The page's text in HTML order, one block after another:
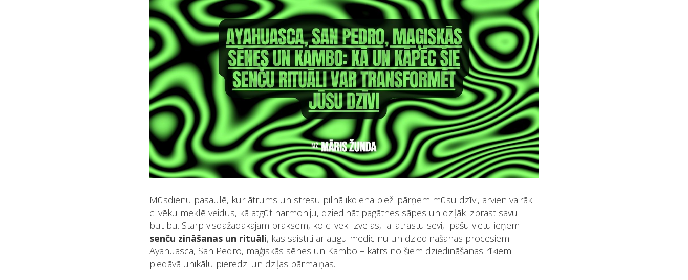
Mūsdienu pasaulē, kur ātrums un stresu pilnā ikdiena bieži pārņem mūsu dzīvi, arvien vairāk
cilvēku meklē veidus, kā atgūt harmoniju, dziedināt pagātnes sāpes un dziļāk izprast savu
būtību. Starp visdažādākajām praksēm, ko cilvēki izvēlas, lai atrastu sevi, īpašu vietu ieņem
senču zināšanas un rituāli, kas saistīti ar augu medicīnu un dziedināšanas procesiem.
Ayahuasca, San Pedro, maģiskās sēnes un Kambo – katrs no šiem dziedināšanas rīkiem
piedāvā unikālu pieredzi un dziļas pārmaiņas.